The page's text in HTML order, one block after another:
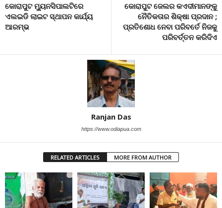
କୋରାପୁଟ ମ୍ୟୁନସିପାଲଟିରେ
ଏଲଇଡି ଲାଇଟ ସ୍ଥାପନ କାର୍ଯ୍ୟ
ଆରମ୍ଭ
କୋରାପୁଟ ଜେଲର କଏଦୀମାନଙ୍କୁ
ନୈତିକତାର ଶିକ୍ଷା ପ୍ରଦାନ ;
ପ୍ରତିଶୋଧ ନେବା ପରିବର୍ତେ ନିଜକୁ
ପରିବର୍ତ୍ତନ କରିଦିଏ
Ranjan Das
https://www.odiapua.com
RELATED ARTICLES MORE FROM AUTHOR